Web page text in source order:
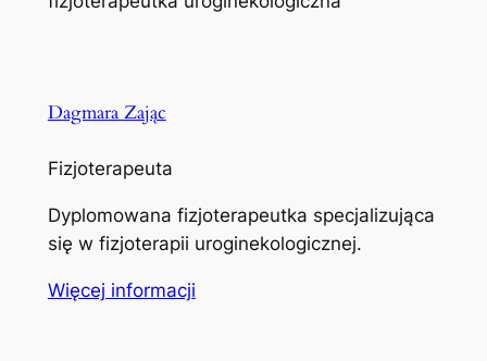
Dagmara Zając
Fizjoterapeuta
Dyplomowana fizjoterapeutka specjalizująca
się w fizjoterapii uroginekologicznej.
Więcej informacji